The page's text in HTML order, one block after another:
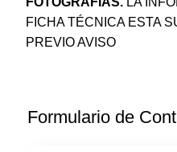
FICHA TÉCNICA ESTA
PREVIO AVISO
Formulario de